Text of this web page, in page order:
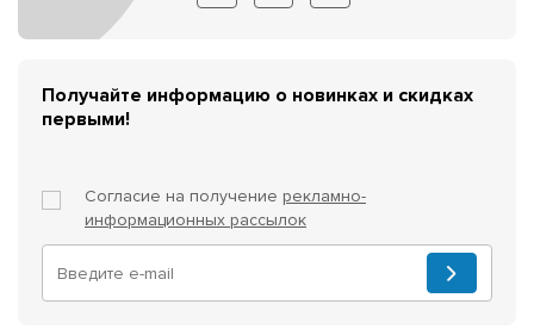
Получайте информацию о новинках и скидках
первыми!
Согласие на получение рекламно-
информационных рассылок